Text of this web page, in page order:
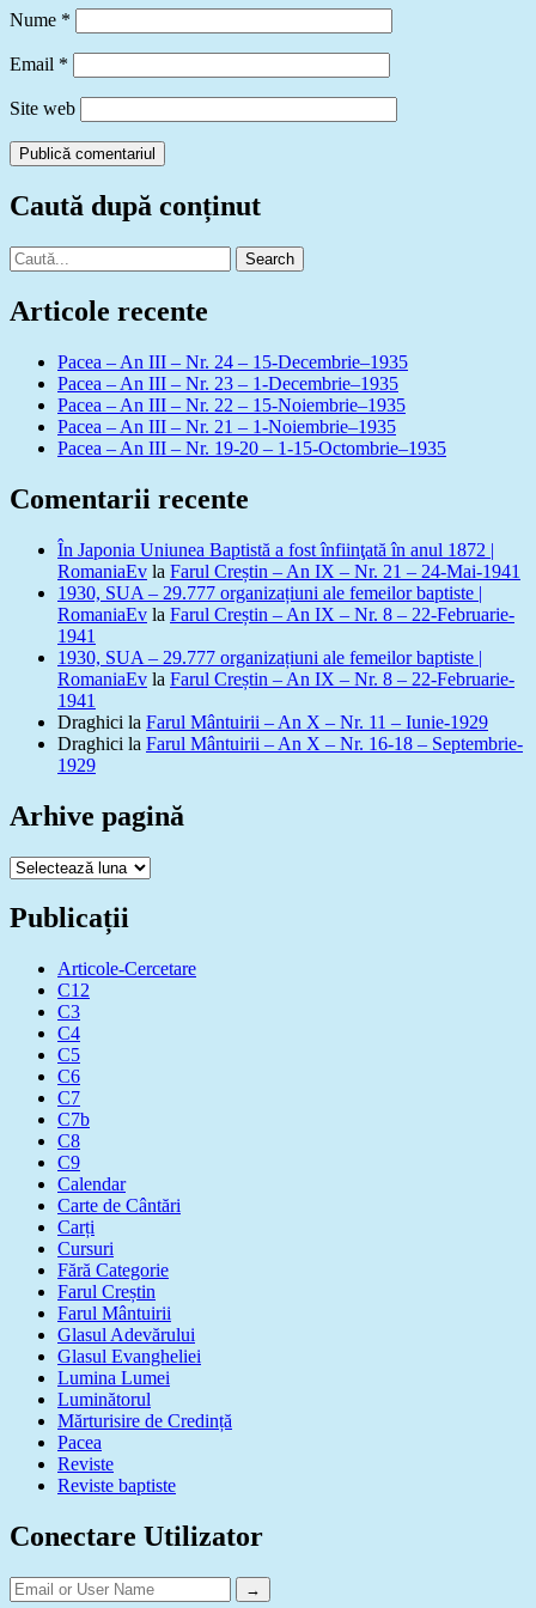
Nume *
Email *
Site web
Caută după conținut
Search
for:
Articole recente
Pacea – An III – Nr. 24 – 15-Decembrie–1935
Pacea – An III – Nr. 23 – 1-Decembrie–1935
Pacea – An III – Nr. 22 – 15-Noiembrie–1935
Pacea – An III – Nr. 21 – 1-Noiembrie–1935
Pacea – An III – Nr. 19-20 – 1-15-Octombrie–1935
Comentarii recente
În Japonia Uniunea Baptistă a fost înfiinţată în anul 1872 |
RomaniaEv la Farul Creștin – An IX – Nr. 21 – 24-Mai-1941
1930, SUA – 29.777 organizațiuni ale femeilor baptiste |
RomaniaEv la Farul Creștin – An IX – Nr. 8 – 22-Februarie-
1941
1930, SUA – 29.777 organizațiuni ale femeilor baptiste |
RomaniaEv la Farul Creștin – An IX – Nr. 8 – 22-Februarie-
1941
Draghici la Farul Mântuirii – An X – Nr. 11 – Iunie-1929
Draghici la Farul Mântuirii – An X – Nr. 16-18 – Septembrie-
1929
Arhive pagină
Arhive
Publicații
Articole-Cercetare
C12
C3
C4
C5
C6
C7
C7b
C8
C9
Calendar
Carte de Cântări
Carți
Cursuri
Fără Categorie
Farul Creștin
Farul Mântuirii
Glasul Adevărului
Glasul Evangheliei
Lumina Lumei
Luminătorul
Mărturisire de Credință
Pacea
Reviste
Reviste baptiste
Conectare Utilizator
→